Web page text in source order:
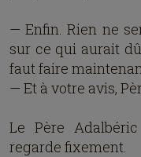
— Enfin. Rien ne
sur ce qui aurait
faut faire
— Et à votre avis,
Le Père
regarde fixement.